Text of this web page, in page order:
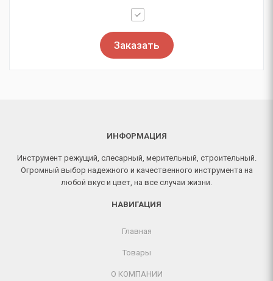
Заказать
ИНФОРМАЦИЯ
Инструмент режущий, слесарный, мерительный, строительный.
Огромный выбор надежного и качественного инструмента на
любой вкус и цвет, на все случаи жизни.
НАВИГАЦИЯ
Главная
Товары
О КОМПАНИИ